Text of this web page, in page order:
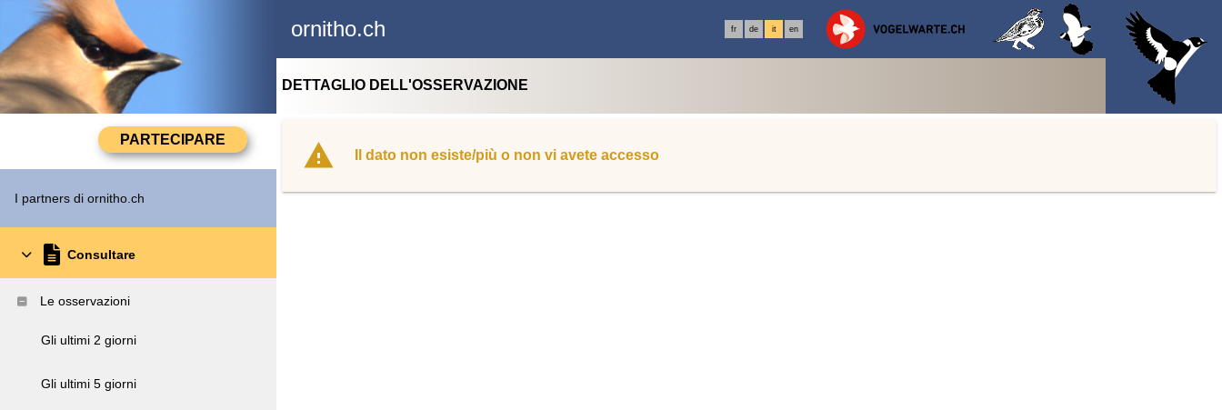
ornitho.ch fr de it en
I partners di ornitho.ch
Consultare
Le osservazioni
Gli ultimi 2 giorni
Gli ultimi 5 giorni
DETTAGLIO DELL'OSSERVAZIONE
Il dato non esiste/più o non vi avete accesso